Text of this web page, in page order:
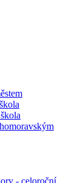
- celoroční